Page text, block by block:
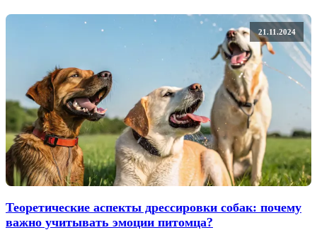
21.11.2024
Теоретические аспекты дрессировки собак: почему
важно учитывать эмоции питомца?